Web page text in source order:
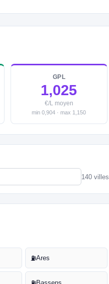
GPL
1,025
€/L moyen
min 0,904 · max 1,150
140 villes
⛽Ares